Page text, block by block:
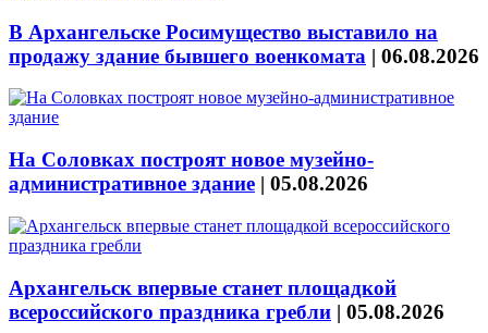
В Архангельске Росимущество выставило на
продажу здание бывшего военкомата | 06.08.2026
На Соловках построят новое музейно-
административное здание | 05.08.2026
Архангельск впервые станет площадкой
всероссийского праздника гребли | 05.08.2026